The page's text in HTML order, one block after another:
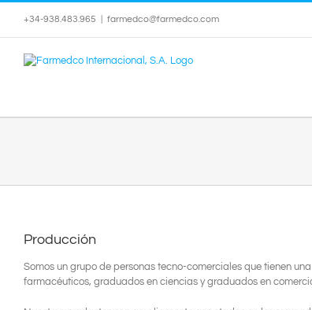
contenido
+34-938.483.965 farmedco@farmedco.com
Producción
Somos un grupo de personas tecno-comerciales que tienen
farmacéuticos, graduados en ciencias y graduados en